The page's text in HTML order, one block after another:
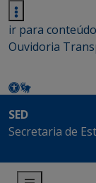
ir para conteúdo
Ouvidoria
SED
Secretaria de